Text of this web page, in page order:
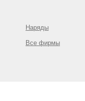
Наряды
Все фирмы